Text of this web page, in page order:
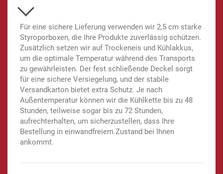
Für eine sichere Lieferung verwenden wir 2,5 cm starke
Styroporboxen, die Ihre Produkte zuverlässig schützen.
Zusätzlich setzen wir auf Trockeneis und Kühlakkus,
um die optimale Temperatur während des Transports
zu gewährleisten. Der fest schließende Deckel sorgt
für eine sichere Versiegelung, und der stabile
Versandkarton bietet extra Schutz. Je nach
Außentemperatur können wir die Kühlkette bis zu 48
Stunden, teilweise sogar bis zu 72 Stunden,
aufrechterhalten, um sicherzustellen, dass Ihre
Bestellung in einwandfreiem Zustand bei Ihnen
ankommt.